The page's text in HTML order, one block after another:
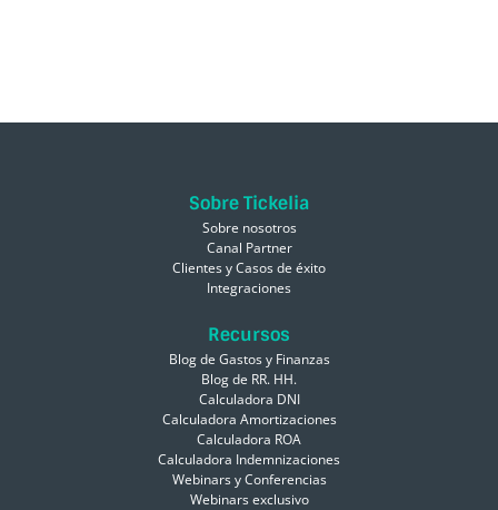
Sobre Tickelia
Sobre nosotros
Canal Partner
Clientes y Casos de éxito
Integraciones
Recursos
Blog de Gastos y Finanzas
Blog de RR. HH.
Calculadora DNI
Calculadora Amortizaciones
Calculadora ROA
Calculadora Indemnizaciones
Webinars y Conferencias
Webinars exclusivo